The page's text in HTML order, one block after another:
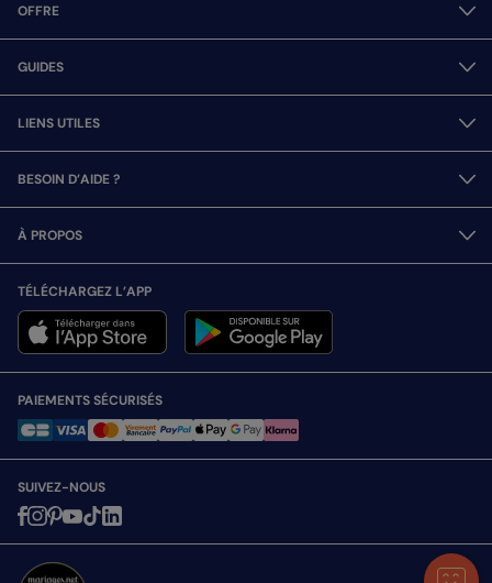
OFFRE
GUIDES
LIENS UTILES
BESOIN D’AIDE ?
À PROPOS
TÉLÉCHARGEZ L’APP
PAIEMENTS SÉCURISÉS
SUIVEZ-NOUS